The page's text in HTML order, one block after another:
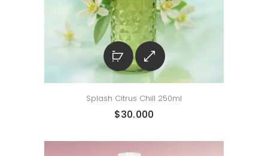
Splash Citrus Chill 250ml
$30.000